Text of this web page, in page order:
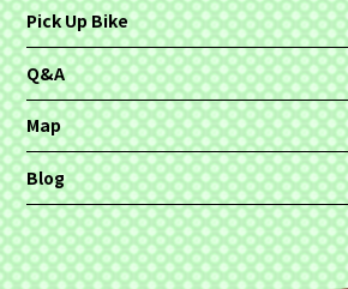
Pick Up Bike
Q&A
Map
Blog